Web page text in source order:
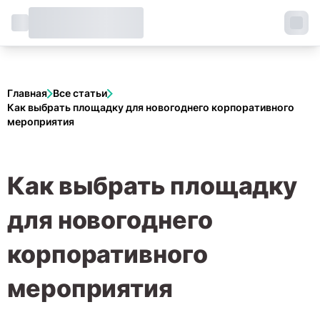
Главная Все статьи
Как выбрать площадку для новогоднего корпоративного
мероприятия
Как выбрать площадку
для новогоднего
корпоративного
мероприятия